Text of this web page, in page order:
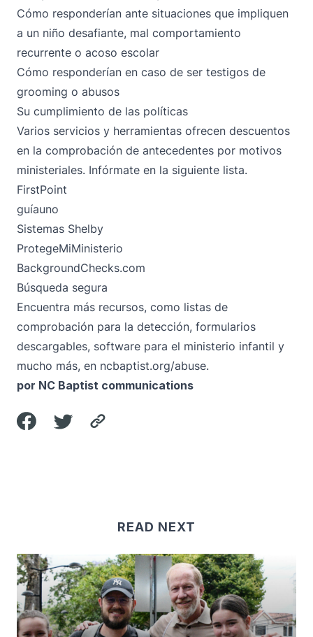
Cómo responderían ante situaciones que impliquen
a un niño desafiante, mal comportamiento
recurrente o acoso escolar
Cómo responderían en caso de ser testigos de
grooming o abusos
Su cumplimiento de las políticas
Varios servicios y herramientas ofrecen descuentos
en la comprobación de antecedentes por motivos
ministeriales. Infórmate en la siguiente lista.
FirstPoint
guíauno
Sistemas Shelby
ProtegeMiMinisterio
BackgroundChecks.com
Búsqueda segura
Encuentra más recursos, como listas de
comprobación para la detección, formularios
descargables, software para el ministerio infantil y
mucho más, en ncbaptist.org/abuse.
por NC Baptist communications
READ NEXT